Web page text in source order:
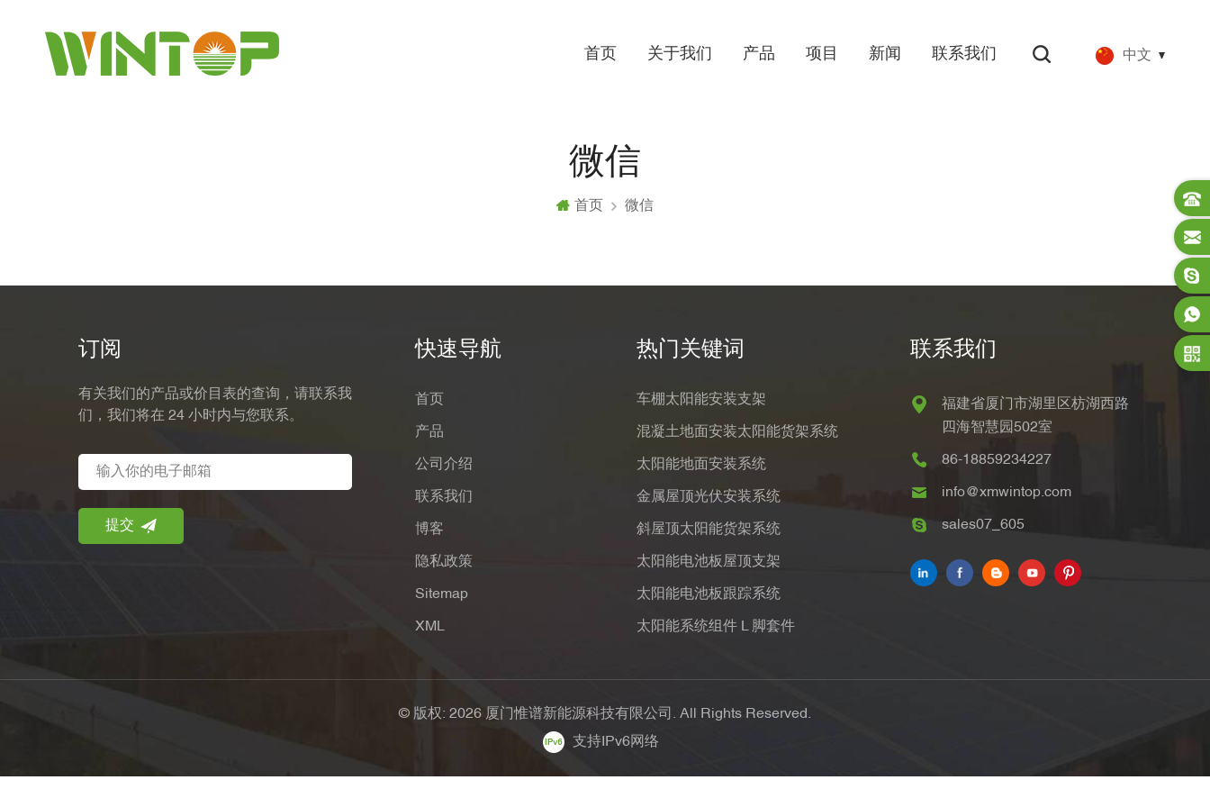
中文
首页 关于我们 产品 项目 新闻 联系我们
微信
首页 微信
订阅
有关我们的产品或价目表的查询，请联系我
们，我们将在 24 小时内与您联系。
快速导航
首页
产品
公司介绍
联系我们
博客
隐私政策
Sitemap
XML
热门关键词
车棚太阳能安装支架
混凝土地面安装太阳能货架系统
太阳能地面安装系统
金属屋顶光伏安装系统
斜屋顶太阳能货架系统
太阳能电池板屋顶支架
太阳能电池板跟踪系统
太阳能系统组件 L 脚套件
联系我们
福建省厦门市湖里区枋湖西路
四海智慧园502室
86-18859234227
info@xmwintop.com
sales07_605
© 版权: 2026 厦门惟谱新能源科技有限公司. All Rights Reserved.
支持IPv6网络